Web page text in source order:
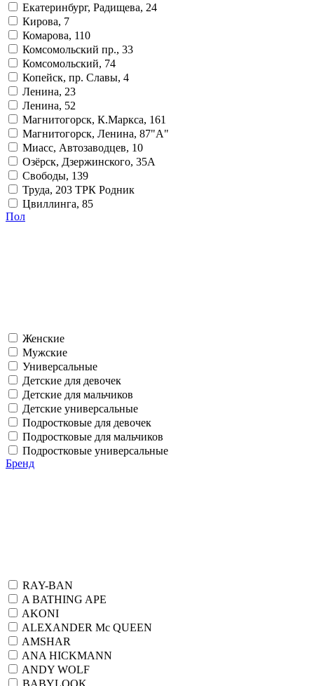
Екатеринбург, Радищева, 24
Кирова, 7
Комарова, 110
Комсомольский пр., 33
Комсомольский, 74
Копейск, пр. Славы, 4
Ленина, 23
Ленина, 52
Магнитогорск, К.Маркса, 161
Магнитогорск, Ленина, 87"А"
Миасс, Автозаводцев, 10
Озёрск, Дзержинского, 35А
Свободы, 139
Труда, 203 ТРК Родник
Цвиллинга, 85
Пол
Женские
Мужские
Универсальные
Детские для девочек
Детские для мальчиков
Детские универсальные
Подростковые для девочек
Подростковые для мальчиков
Подростковые универсальные
Бренд
RAY-BAN
A BATHING APE
AKONI
ALEXANDER Mc QUEEN
AMSHAR
ANA HICKMANN
ANDY WOLF
BABYLOOK